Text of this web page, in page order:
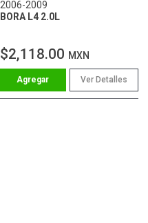
2006-2009
BORA L4 2.0L
$2,118.00 MXN
Ver Detalles